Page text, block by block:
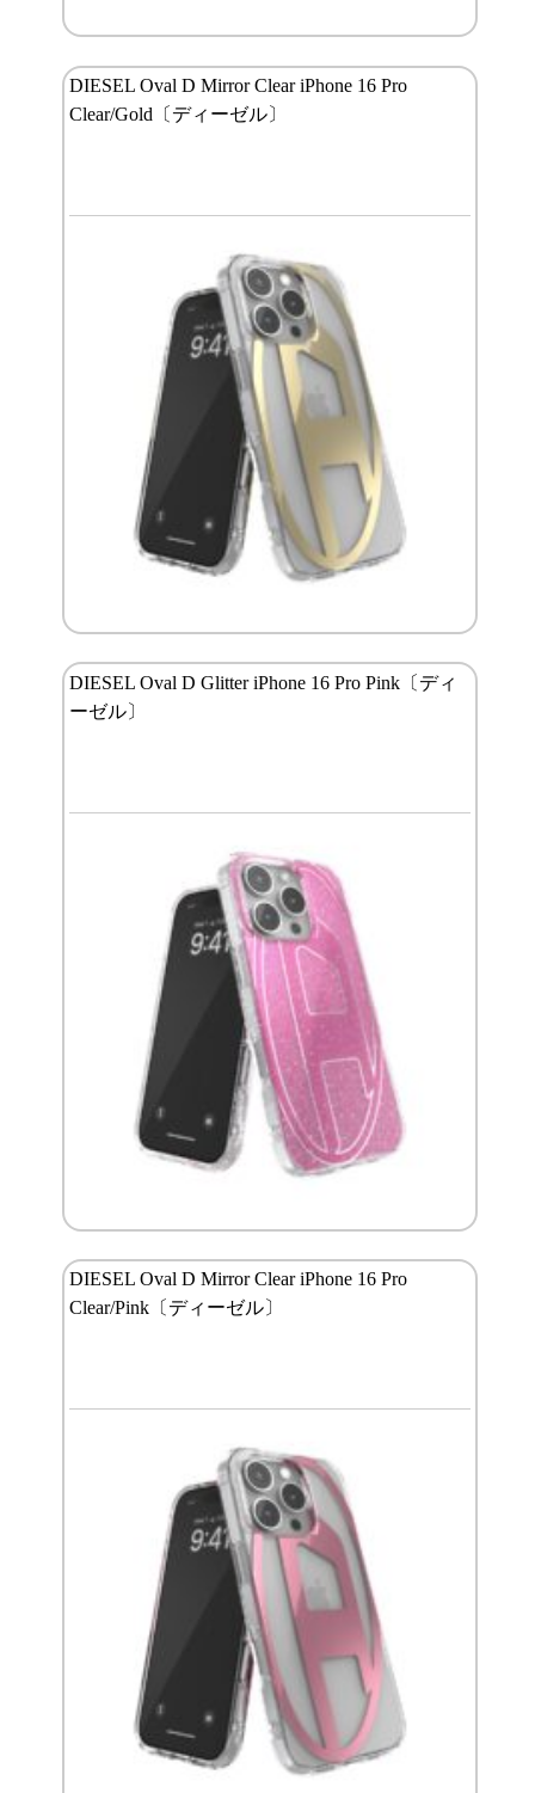
DIESEL Oval D Mirror Clear iPhone 16 Pro
Clear/Gold〔ディーゼル〕
DIESEL Oval D Glitter iPhone 16 Pro Pink〔ディ
ーゼル〕
DIESEL Oval D Mirror Clear iPhone 16 Pro
Clear/Pink〔ディーゼル〕